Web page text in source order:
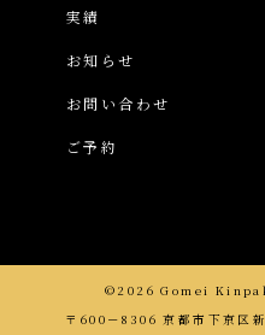
実績
お知らせ
お問い合わせ
ご予約
©2026 Gomei
〒600－8306 京都市下京区